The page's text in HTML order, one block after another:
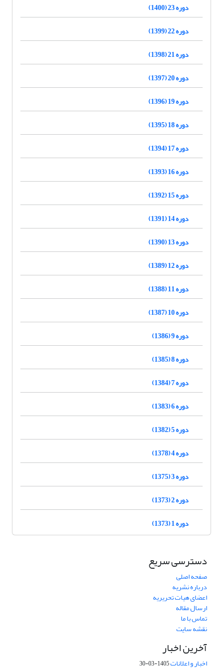
دوره 23 (1400)
دوره 22 (1399)
دوره 21 (1398)
دوره 20 (1397)
دوره 19 (1396)
دوره 18 (1395)
دوره 17 (1394)
دوره 16 (1393)
دوره 15 (1392)
دوره 14 (1391)
دوره 13 (1390)
دوره 12 (1389)
دوره 11 (1388)
دوره 10 (1387)
دوره 9 (1386)
دوره 8 (1385)
دوره 7 (1384)
دوره 6 (1383)
دوره 5 (1382)
دوره 4 (1378)
دوره 3 (1375)
دوره 2 (1373)
دوره 1 (1373)
دسترسی سریع
صفحه اصلی
درباره نشریه
اعضای هیات تحریریه
ارسال مقاله
تماس با ما
نقشه سایت
آخرین اخبار
اخبار و اعلانات1405-03-30